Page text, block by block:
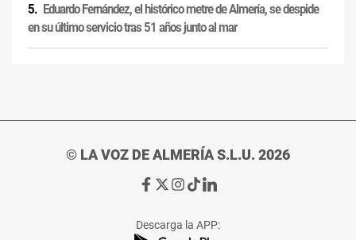
Eduardo Fernández, el histórico metre de Almería, se despide
en su último servicio tras 51 años junto al mar
© LA VOZ DE ALMERÍA S.L.U. 2026
Ir
de
Ir
de
Ir
de
Ir
de
Ir
de
Descarga la APP: